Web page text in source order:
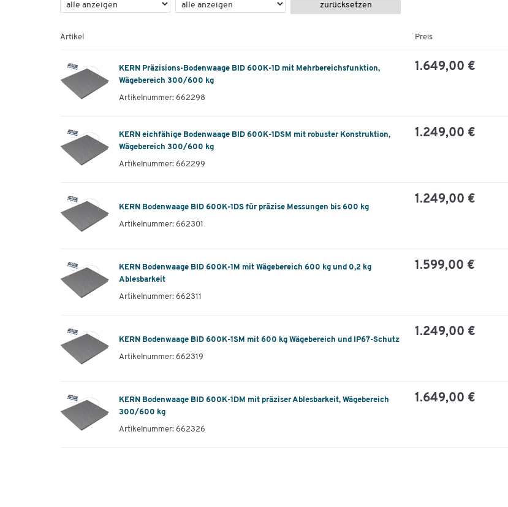
zurücksetzen
Artikel Preis
KERN Präzisions-Bodenwaage BID 600K-1D mit Mehrbereichsfunktion,
Wägebereich 300/600 kg
Artikelnummer: 662298
1.649,00 €
KERN eichfähige Bodenwaage BID 600K-1DSM mit robuster Konstruktion,
Wägebereich 300/600 kg
Artikelnummer: 662299
1.249,00 €
KERN Bodenwaage BID 600K-1DS für präzise Messungen bis 600 kg
Artikelnummer: 662301
1.249,00 €
KERN Bodenwaage BID 600K-1M mit Wägebereich 600 kg und 0,2 kg
Ablesbarkeit
Artikelnummer: 662311
1.599,00 €
KERN Bodenwaage BID 600K-1SM mit 600 kg Wägebereich und IP67-Schutz
Artikelnummer: 662319
1.249,00 €
KERN Bodenwaage BID 600K-1DM mit präziser Ablesbarkeit, Wägebereich
300/600 kg
Artikelnummer: 662326
1.649,00 €